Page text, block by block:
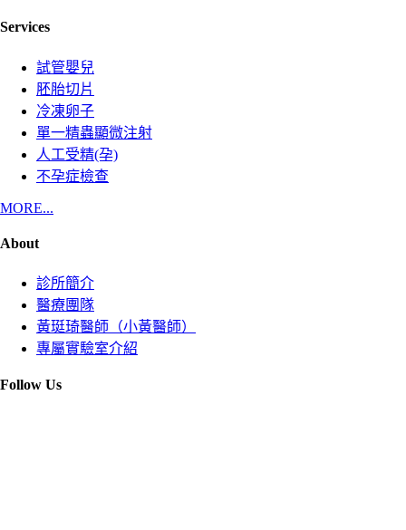
Services
試管嬰兒
胚胎切片
冷凍卵子
單一精蟲顯微注射
人工受精(孕)
不孕症檢查
MORE...
About
診所簡介
醫療團隊
黃珽琦醫師（小黃醫師）
專屬實驗室介紹
Follow Us